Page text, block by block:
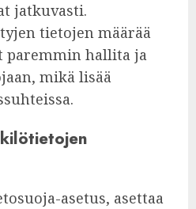
jatkuvasti.
tietojen määrää
paremmin hallita ja
mikä lisää
asetus, asettaa